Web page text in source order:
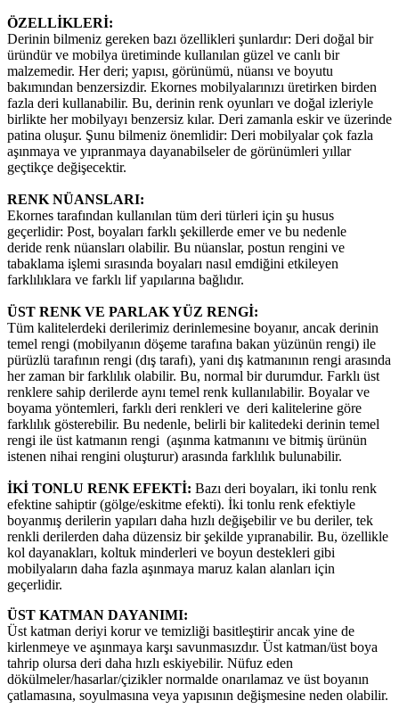
ÖZELLİKLERİ:
Derinin bilmeniz gereken bazı özellikleri şunlardır: Deri doğal bir
üründür ve mobilya üretiminde kullanılan güzel ve canlı bir
malzemedir. Her deri; yapısı, görünümü, nüansı ve boyutu
bakımından benzersizdir. Ekornes mobilyalarınızı üretirken birden
fazla deri kullanabilir. Bu, derinin renk oyunları ve doğal izleriyle
birlikte her mobilyayı benzersiz kılar. Deri zamanla eskir ve üzerinde
patina oluşur. Şunu bilmeniz önemlidir: Deri mobilyalar çok fazla
aşınmaya ve yıpranmaya dayanabilseler de görünümleri yıllar
geçtikçe değişecektir.
RENK NÜANSLARI:
Ekornes tarafından kullanılan tüm deri türleri için şu husus
geçerlidir: Post, boyaları farklı şekillerde emer ve bu nedenle
deride renk nüansları olabilir. Bu nüanslar, postun rengini ve
tabaklama işlemi sırasında boyaları nasıl emdiğini etkileyen
farklılıklara ve farklı lif yapılarına bağlıdır.
ÜST RENK VE PARLAK YÜZ RENGİ:
Tüm kalitelerdeki derilerimiz derinlemesine boyanır, ancak derinin
temel rengi (mobilyanın döşeme tarafına bakan yüzünün rengi) ile
pürüzlü tarafının rengi (dış tarafı), yani dış katmanının rengi arasında
her zaman bir farklılık olabilir. Bu, normal bir durumdur. Farklı üst
renklere sahip derilerde aynı temel renk kullanılabilir. Boyalar ve
boyama yöntemleri, farklı deri renkleri ve deri kalitelerine göre
farklılık gösterebilir. Bu nedenle, belirli bir kalitedeki derinin temel
rengi ile üst katmanın rengi (aşınma katmanını ve bitmiş ürünün
istenen nihai rengini oluşturur) arasında farklılık bulunabilir.
İKİ TONLU RENK EFEKTİ: Bazı deri boyaları, iki tonlu renk
efektine sahiptir (gölge/eskitme efekti). İki tonlu renk efektiyle
boyanmış derilerin yapıları daha hızlı değişebilir ve bu deriler, tek
renkli derilerden daha düzensiz bir şekilde yıpranabilir. Bu, özellikle
kol dayanakları, koltuk minderleri ve boyun destekleri gibi
mobilyaların daha fazla aşınmaya maruz kalan alanları için
geçerlidir.
ÜST KATMAN DAYANIMI:
Üst katman deriyi korur ve temizliği basitleştirir ancak yine de
kirlenmeye ve aşınmaya karşı savunmasızdır. Üst katman/üst boya
tahrip olursa deri daha hızlı eskiyebilir. Nüfuz eden
dökülmeler/hasarlar/çizikler normalde onarılamaz ve üst boyanın
çatlamasına, soyulmasına veya yapısının değişmesine neden olabilir.